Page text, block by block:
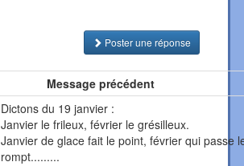
Poster une réponse
Message précédent
Dictons du 19 janvier :
Janvier le frileux, février le grésilleux.
Janvier de glace fait le point, février qui passe
rompt.........